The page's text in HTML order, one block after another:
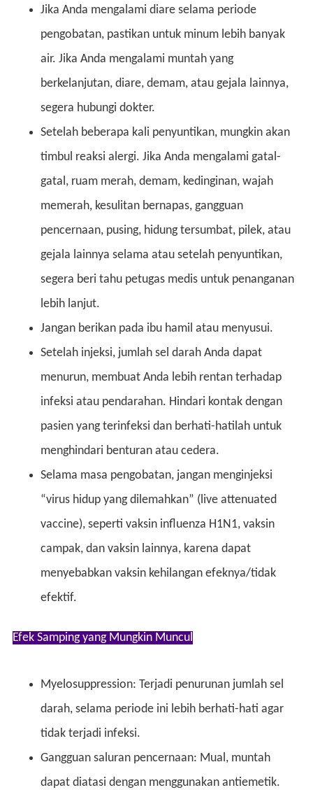
Jika Anda mengalami diare selama periode
pengobatan, pastikan untuk minum lebih banyak
air. Jika Anda mengalami muntah yang
berkelanjutan, diare, demam, atau gejala lainnya,
segera hubungi dokter.
Setelah beberapa kali penyuntikan, mungkin akan
timbul reaksi alergi. Jika Anda mengalami gatal-
gatal, ruam merah, demam, kedinginan, wajah
memerah, kesulitan bernapas, gangguan
pencernaan, pusing, hidung tersumbat, pilek, atau
gejala lainnya selama atau setelah penyuntikan,
segera beri tahu petugas medis untuk penanganan
lebih lanjut.
Jangan berikan pada ibu hamil atau menyusui.
Setelah injeksi, jumlah sel darah Anda dapat
menurun, membuat Anda lebih rentan terhadap
infeksi atau pendarahan. Hindari kontak dengan
pasien yang terinfeksi dan berhati-hatilah untuk
menghindari benturan atau cedera.
Selama masa pengobatan, jangan menginjeksi
“virus hidup yang dilemahkan” (live attenuated
vaccine), seperti vaksin influenza H1N1, vaksin
campak, dan vaksin lainnya, karena dapat
menyebabkan vaksin kehilangan efeknya/tidak
efektif.
Efek Samping yang Mungkin Muncul
Myelosuppression: Terjadi penurunan jumlah sel
darah, selama periode ini lebih berhati-hati agar
tidak terjadi infeksi.
Gangguan saluran pencernaan: Mual, muntah
dapat diatasi dengan menggunakan antiemetik.